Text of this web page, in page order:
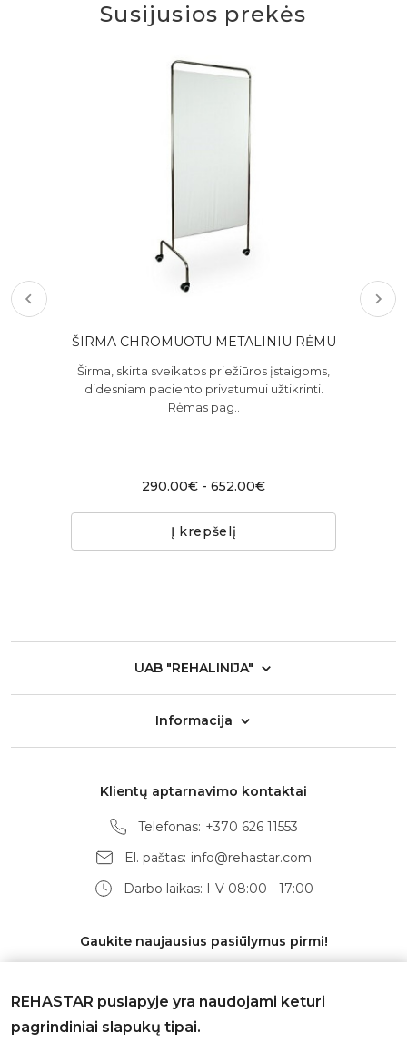
Susijusios prekės
ŠIRMA CHROMUOTU METALINIU RĖMU
Širma, skirta sveikatos priežiūros įstaigoms,
didesniam paciento privatumui užtikrinti.
Rėmas pag..
290.00€ - 652.00€
Į krepšelį
UAB "REHALINIJA"
Informacija
Klientų aptarnavimo kontaktai
Telefonas: +370 626 11553
El. paštas: info@rehastar.com
Darbo laikas: I-V 08:00 - 17:00
Gaukite naujausius pasiūlymus pirmi!
REHASTAR puslapyje yra naudojami keturi
pagrindiniai slapukų tipai.